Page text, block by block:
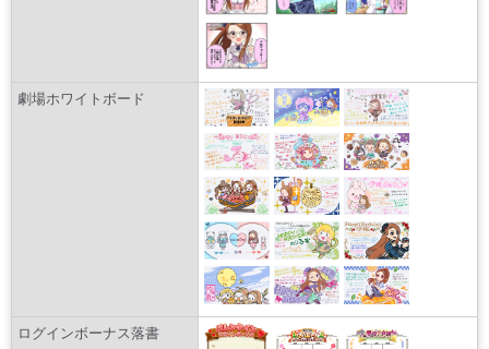
劇場ホワイトボード
ログインボーナス落書